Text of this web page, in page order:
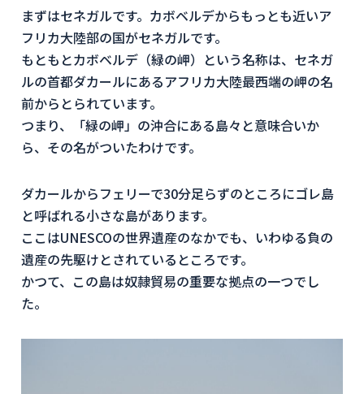
まずはセネガルです。カボベルデからもっとも近いア
フリカ大陸部の国がセネガルです。
もともとカボベルデ（緑の岬）という名称は、セネガ
ルの首都ダカールにあるアフリカ大陸最西端の岬の名
前からとられています。
つまり、「緑の岬」の沖合にある島々と意味合いか
ら、その名がついたわけです。
ダカールからフェリーで30分足らずのところにゴレ島
と呼ばれる小さな島があります。
ここはUNESCOの世界遺産のなかでも、いわゆる負の
遺産の先駆けとされているところです。
かつて、この島は奴隷貿易の重要な拠点の一つでし
た。